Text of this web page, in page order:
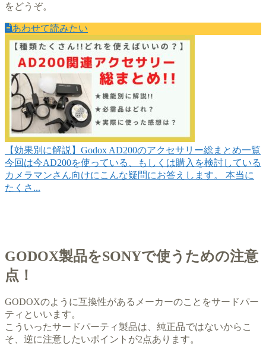
をどうぞ。
あわせて読みたい
【効果別に解説】Godox AD200のアクセサリー総まとめ一覧
今回は今AD200を使っている、もしくは購入を検討している
カメラマンさん向けにこんな疑問にお答えします。 本当に
たくさ...
GODOX製品をSONYで使うための注意
点！
GODOXのように互換性があるメーカーのことをサードパー
ティといいます。
こういったサードパーティ製品は、純正品ではないからこ
そ、逆に注意したいポイントが2点あります。